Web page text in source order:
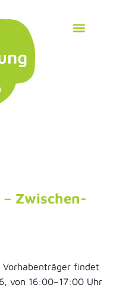
Zwischen-
Vorhabenträger findet
von 16:00–17:00 Uhr